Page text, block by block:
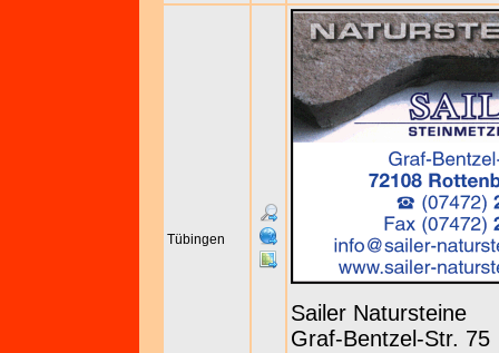
Tübingen
Sailer Natursteine
Graf-Bentzel-Str. 75